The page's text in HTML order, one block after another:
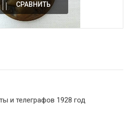
СРАВНИТЬ
и телеграфов 1928 год